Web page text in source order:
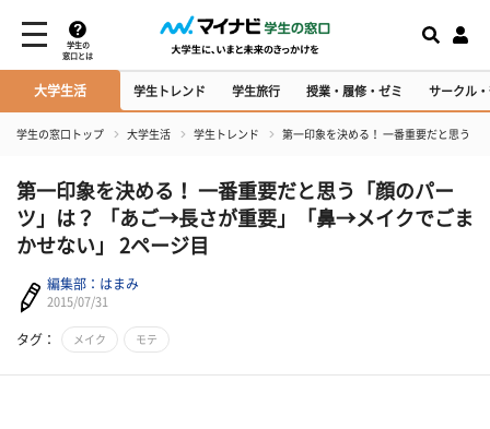
学生の
窓口とは
大学生活 学生トレンド 学生旅行 授業・履修・ゼミ サークル
学生の窓口トップ 大学生活 学生トレンド 第一印象を決める！ 一番重要だと思う
第一印象を決める！ 一番重要だと思う「顔のパー
ツ」は？ 「あご→長さが重要」「鼻→メイクでごま
かせない」 2ページ目
編集部：はまみ
2015/07/31
タグ： メイク モテ